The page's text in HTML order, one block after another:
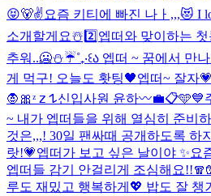
😝🐻✌️요즘 키티에 빠진 나ㅏ,,,😻 I
소개할게요☃️2️⃣ 엡떠와 맞이하는
추워..🥶⛄️☔️˚₊‧꒰ა 엡떠 ~ 꿈에서 만나
게 먹구! 오늘도 홧팅🖤엡떠~ 잘자
🧛🎀
ᶻ 𝗓 𐰁신입사원 윤하〰️💼📋🩵💙
~ 내가 엡떠들을 위해 열심히 준비
것은,,,! 30일 팬싸때 공개하도록 하
랏!💗엡떠가 보고 싶은 날이야 ✨요
엡떠들 감기 안걸리게 조심해요
루도 재밌고 행복하게💖 밥도 잘 챙